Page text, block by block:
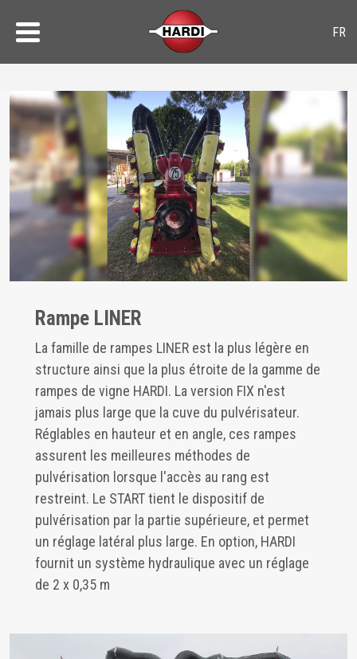
Rampe LINER
La famille de rampes LINER est la plus légère en
structure ainsi que la plus étroite de la gamme de
rampes de vigne HARDI. La version FIX n'est
jamais plus large que la cuve du pulvérisateur.
Réglables en hauteur et en angle, ces rampes
assurent les meilleures méthodes de
pulvérisation lorsque l'accès au rang est
restreint. Le START tient le dispositif de
pulvérisation par la partie supérieure, et permet
un réglage latéral plus large. En option, HARDI
fournit un système hydraulique avec un réglage
de 2 x 0,35 m